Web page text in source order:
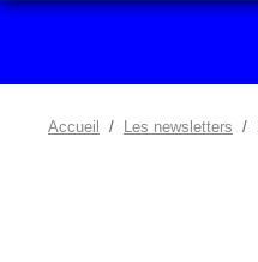
Accueil Les newsletters